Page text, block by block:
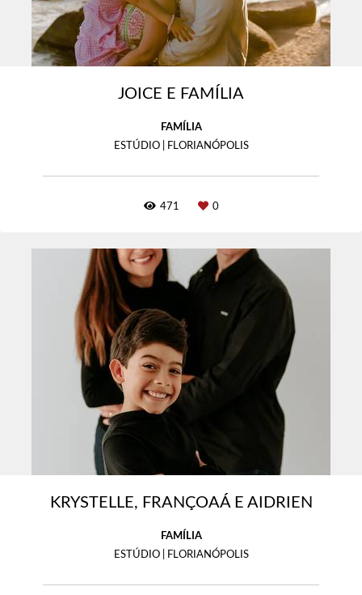
JOICE E FAMÍLIA
FAMÍLIA
ESTÚDIO | FLORIANÓPOLIS
471 0
KRYSTELLE, FRANÇOAÁ E AIDRIEN
FAMÍLIA
ESTÚDIO | FLORIANÓPOLIS